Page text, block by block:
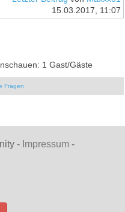
15.03.2017, 11:07
1 Gast/Gäste
Fragen
- Impressum -